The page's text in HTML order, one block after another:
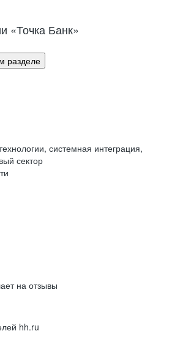
«Точка Банк»
разделе
системная интеграция,
сектор
на отзывы
hh.ru